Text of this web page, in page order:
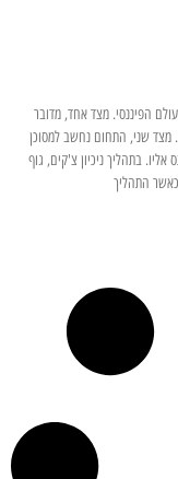
הפיננסי. מצד אחד, מדובר
מצד שני, התחום נחשב למסוכן
אליו. בתהליך ניכיון צ'קים, גוף
כאשר התהליך